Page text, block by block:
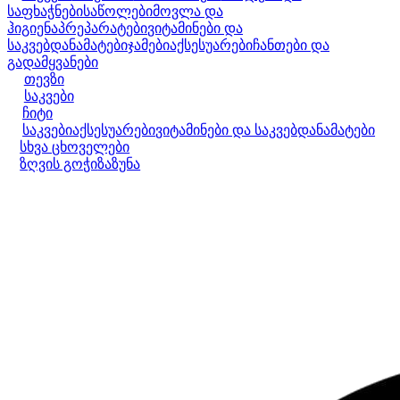
საფხაჭნებისაწოლებიმოვლა და
ჰიგიენაპრეპარატებივიტამინები და
საკვებდანამატებიჯამებიაქსესუარებიჩანთები და
გადამყვანები
თევზი
საკვები
ჩიტი
საკვებიაქსესუარებივიტამინები და საკვებდანამატები
სხვა ცხოველები
ზღვის გოჭიზაზუნა